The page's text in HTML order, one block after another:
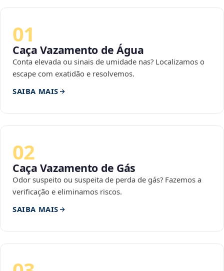
01
Caça Vazamento de Água
Conta elevada ou sinais de umidade nas? Localizamos o
escape com exatidão e resolvemos.
SAIBA MAIS
02
Caça Vazamento de Gás
Odor suspeito ou suspeita de perda de gás? Fazemos a
verificação e eliminamos riscos.
SAIBA MAIS